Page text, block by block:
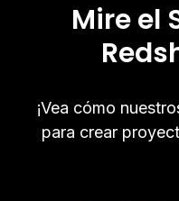
Mire el
¡Vea cómo
para crear